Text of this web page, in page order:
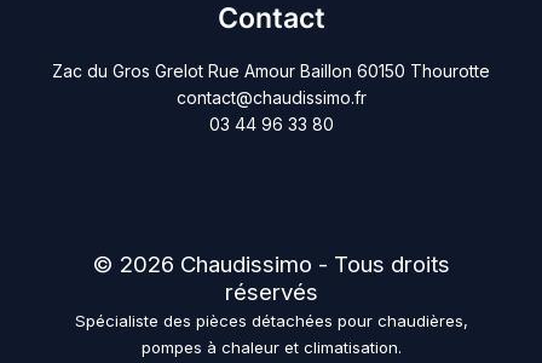
Contact
Zac du Gros Grelot Rue Amour Baillon 60150 Thourotte
contact@chaudissimo.fr
03 44 96 33 80
© 2026 Chaudissimo - Tous droits
réservés
Spécialiste des pièces détachées pour chaudières,
pompes à chaleur et climatisation.